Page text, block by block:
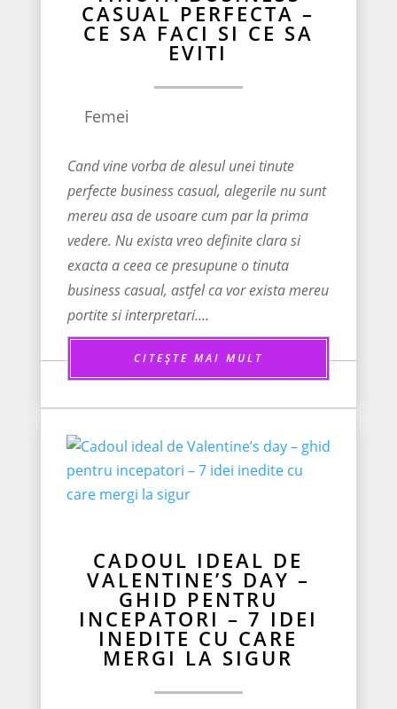
CASUAL PERFECTA –
CE SA FACI SI CE SA
EVITI
Femei
Cand vine vorba de alesul unei tinute
perfecte business casual, alegerile nu sunt
mereu asa de usoare cum par la prima
vedere. Nu exista vreo definite clara si
exacta a ceea ce presupune o tinuta
business casual, astfel ca vor exista mereu
portite si interpretari....
CITEȘTE MAI MULT
CADOUL IDEAL DE
VALENTINE’S DAY –
GHID PENTRU
INCEPATORI – 7 IDEI
INEDITE CU CARE
MERGI LA SIGUR